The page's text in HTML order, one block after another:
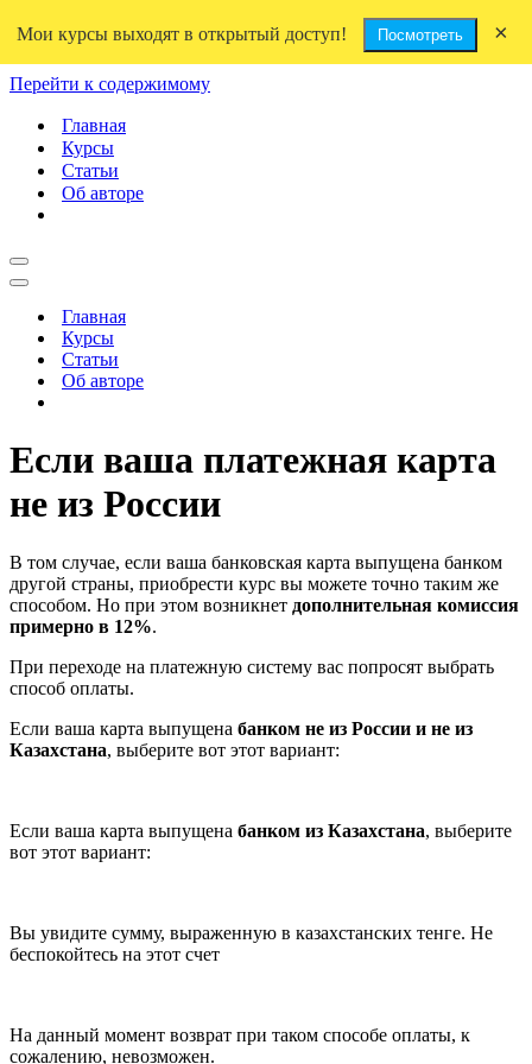
Перейти к содержимому
Главная
Курсы
Статьи
Об авторе
Меню
навигации
Меню
навигацииГлавная
Курсы
Статьи
Об авторе
Если ваша платежная карта
не из России
В том случае, если ваша банковская карта выпущена банком
другой страны, приобрести курс вы можете точно таким же
способом. Но при этом возникнет дополнительная комиссия
примерно в 12%.
При переходе на платежную систему вас попросят выбрать
способ оплаты.
Если ваша карта выпущена банком не из России и не из
Казахстана, выберите вот этот вариант:
Если ваша карта выпущена банком из Казахстана, выберите
вот этот вариант:
Вы увидите сумму, выраженную в казахстанских тенге. Не
беспокойтесь на этот счет
На данный момент возврат при таком способе оплаты, к
сожалению, невозможен.
Мои курсы выходят в открытый доступ! Посмотреть ×